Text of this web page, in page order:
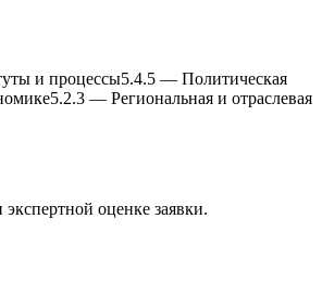
и процессы5.4.5 — Политическая
5.2.3 — Региональная и отраслевая
оценке заявки.